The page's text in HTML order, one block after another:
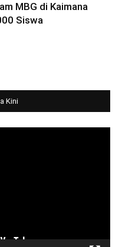
MBG di Kaimana
Siswa
Kini